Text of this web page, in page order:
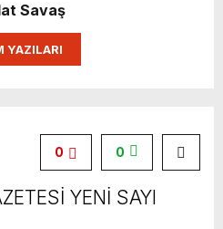
Savaş
YAZILARI
0
0
YENİ SAYI